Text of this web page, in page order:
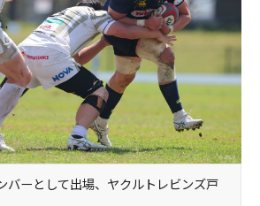
バーとして出場、ヤクルトレビンズ戸